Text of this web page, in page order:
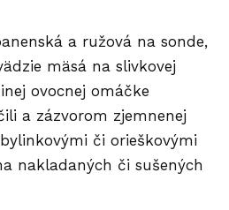
a ružová na sonde,
mäsá na slivkovej
ovocnej omáčke
a zázvorom zjemnenej
či orieškovými
nakladaných či sušených